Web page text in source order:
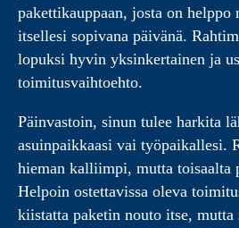
pakettikauppaan, josta on helppo
itsellesi sopivana päivänä.
lopuksi hyvin yksinkertainen ja
toimitusvaihtoehto.
Päinvastoin, sinun tulee harkita
asuinpaikkaasi vai työpaikallesi.
hieman kalliimpi, mutta toisaalta
Helpoin ostettavissa oleva
kiistatta paketin nouto itse, mutta